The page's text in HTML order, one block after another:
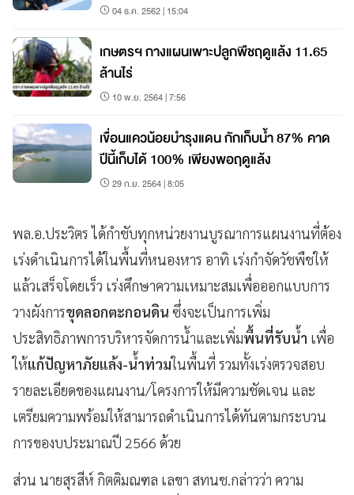
04 ธ.ค. 2562 | 15:04
เกษตรฯ กางแผนเพาะปลูกพืชฤดูแล้ง 11.65
ล้านไร่
10 พ.ย. 2564 | 7:56
เขื่อนแควน้อยบำรุงแดน กักเก็บน้ำ 87% คาด
ปีนี้เก็บได้ 100% เพียงพอฤดูแล้ง
29 ก.ย. 2564 | 8:05
พล.อ.ประวิตร ได้กำชับทุกหน่วยงานบูรณาการแผนงานที่ต้อง
เร่งดำเนินการได้ในพื้นที่หนองหาร อาทิ เร่งกำจัดวัชพืชให้
แล้วเสร็จโดยเร็ว เร่งศึกษาความเหมาะสมเพื่อออกแบบการ
วางผังการขุดลอกตะกอนดิน ซึ่งจะเป็นการเพิ่ม
ประสิทธิภาพการบริหารจัดการน้ำและเพิ่มพื้นที่รับน้ำ เพื่อ
ให้แก้ปัญหาภัยแล้ง-น้ำท่วมในพื้นที่ รวมทั้งเร่งตรวจสอบ
รายละเอียดของแผนงาน/โครงการให้มีความชัดเจน และ
เตรียมความพร้อมให้สามารถดำเนินการได้ทันตามกระบวน
การของบประมาณปี 2566 ด้วย
ส่วน นายสุรสีห์ กิตติมณฑล เลขา สทนช.กล่าวว่า ความ